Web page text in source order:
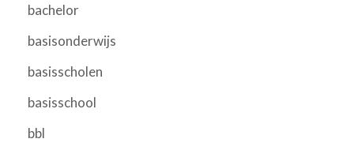
bachelor
basisonderwijs
basisscholen
basisschool
bbl